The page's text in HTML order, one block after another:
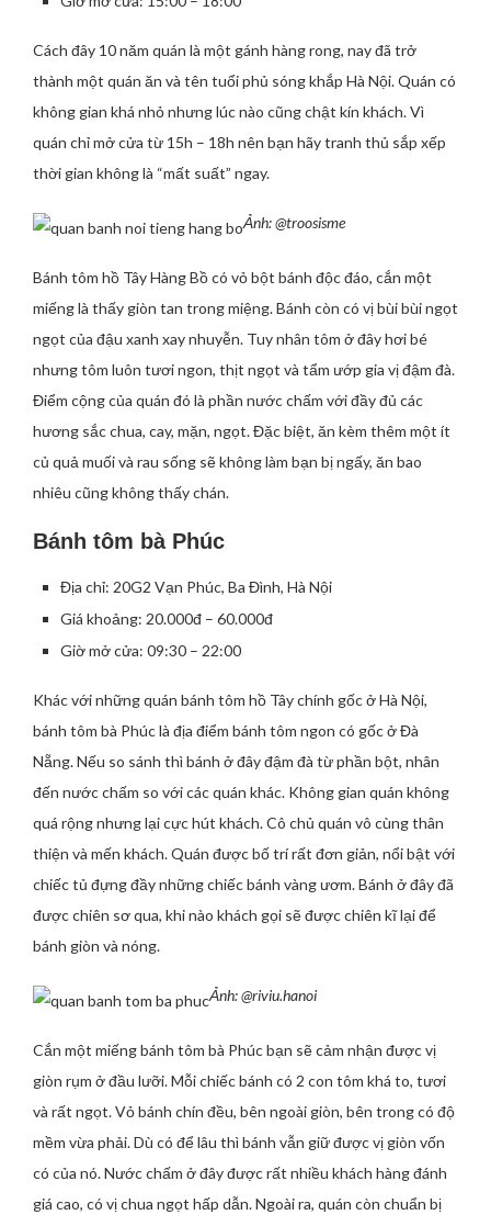
Cách đây 10 năm quán là một gánh hàng rong, nay đã trở
thành một quán ăn và tên tuổi phủ sóng khắp Hà Nội. Quán có
không gian khá nhỏ nhưng lúc nào cũng chật kín khách. Vì
quán chỉ mở cửa từ 15h – 18h nên bạn hãy tranh thủ sắp xếp
thời gian không là “mất suất” ngay.
Ảnh: @troosisme
Bánh tôm hồ Tây Hàng Bồ có vỏ bột bánh độc đáo, cắn một
miếng là thấy giòn tan trong miệng. Bánh còn có vị bùi bùi ngọt
ngọt của đậu xanh xay nhuyễn. Tuy nhân tôm ở đây hơi bé
nhưng tôm luôn tươi ngon, thịt ngọt và tẩm ướp gia vị đậm đà.
Điểm cộng của quán đó là phần nước chấm với đầy đủ các
hương sắc chua, cay, mặn, ngọt. Đặc biệt, ăn kèm thêm một ít
củ quả muối và rau sống sẽ không làm bạn bị ngấy, ăn bao
nhiêu cũng không thấy chán.
Bánh tôm bà Phúc
Địa chỉ: 20G2 Vạn Phúc, Ba Đình, Hà Nội
Giá khoảng: 20.000đ – 60.000đ
Giờ mở cửa: 09:30 – 22:00
Khác với những quán bánh tôm hồ Tây chính gốc ở Hà Nội,
bánh tôm bà Phúc là địa điểm bánh tôm ngon có gốc ở Đà
Nẵng. Nếu so sánh thì bánh ở đây đậm đà từ phần bột, nhân
đến nước chấm so với các quán khác. Không gian quán không
quá rộng nhưng lại cực hút khách. Cô chủ quán vô cùng thân
thiện và mến khách. Quán được bố trí rất đơn giản, nổi bật với
chiếc tủ đựng đầy những chiếc bánh vàng ươm. Bánh ở đây đã
được chiên sơ qua, khi nào khách gọi sẽ được chiên kĩ lại để
bánh giòn và nóng.
Ảnh: @riviu.hanoi
Cắn một miếng bánh tôm bà Phúc bạn sẽ cảm nhận được vị
giòn rụm ở đầu lưỡi. Mỗi chiếc bánh có 2 con tôm khá to, tươi
và rất ngọt. Vỏ bánh chín đều, bên ngoài giòn, bên trong có độ
mềm vừa phải. Dù có để lâu thì bánh vẫn giữ được vị giòn vốn
có của nó. Nước chấm ở đây được rất nhiều khách hàng đánh
giá cao, có vị chua ngọt hấp dẫn. Ngoài ra, quán còn chuẩn bị